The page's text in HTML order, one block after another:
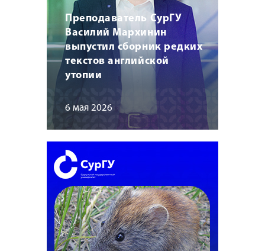
Преподаватель СурГУ
Василий Мархинин
выпустил сборник редких
текстов английской
утопии
6 мая 2026